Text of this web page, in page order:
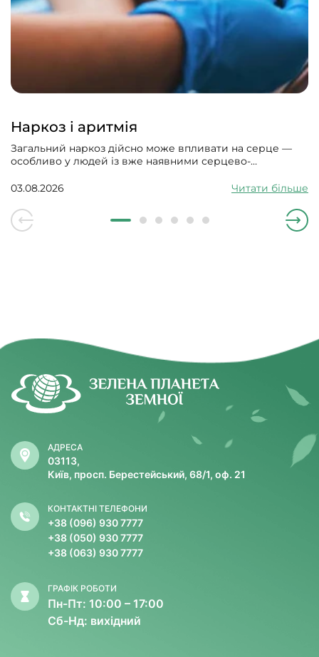
Наркоз і аритмія
Загальний наркоз дійсно може впливати на серце —
особливо у людей із вже наявними серцево-
серцевого ритму, гіпотонію, зменшити силу скорочень
03.08.2026 Читати більше
АДРЕСА
03113,
Київ, просп. Берестейський, 68/1, оф. 21
КОНТАКТНІ ТЕЛЕФОНИ
+38 (096) 930 7777
+38 (050) 930 7777
+38 (063) 930 7777
ГРАФІК РОБОТИ
Пн-Пт: 10:00 – 17:00
Сб-Нд: вихідний